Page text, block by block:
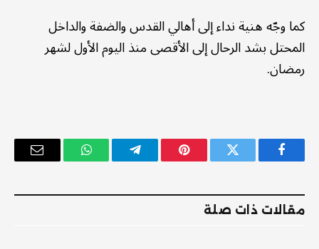
كما وجّه هنية نداء إلى أهالي القدس والضفة والداخل
المحتل بشد الرحال إلى الأقصى منذ اليوم الأول لشهر
رمضان.
فيسبوك تويتر بينتيريستتيلقرام واتساب
البريد
مقالات ذات صلة